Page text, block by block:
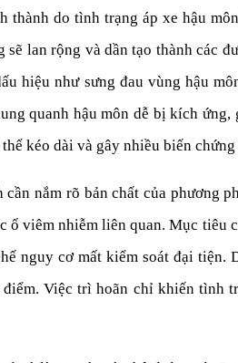
thành do tình trạng áp xe hậu
lan rộng và dần tạo thành các
hiệu như sưng đau vùng hậu
quanh hậu môn dễ bị kích ứng,
kéo dài và gây nhiều biến chứng
nắm rõ bản chất của phương
ổ viêm nhiễm liên quan. Mục tiêu
nguy cơ mất kiểm soát đại tiện.
Việc trì hoãn chỉ khiến tình